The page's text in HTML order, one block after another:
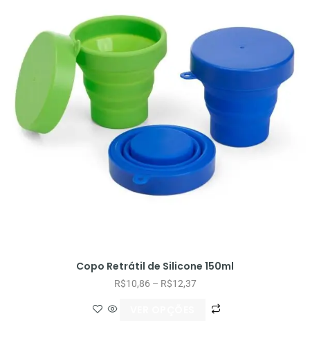
Copo Retrátil de Silicone 150ml
R$10,86 – R$12,37